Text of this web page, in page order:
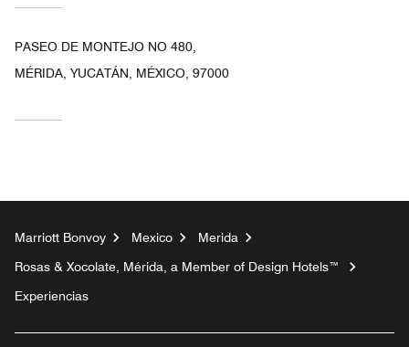
PASEO DE MONTEJO NO 480,
MÉRIDA, YUCATÁN, MÉXICO, 97000
Marriott Bonvoy Mexico
Merida
Rosas & Xocolate, Mérida, a Member of Design Hotels™
Experiencias